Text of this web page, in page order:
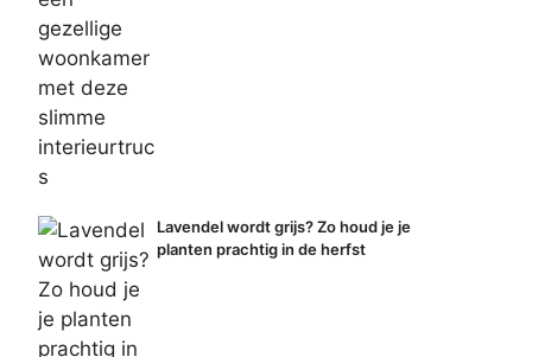
Lavendel wordt grijs? Zo houd je je
planten prachtig in de herfst